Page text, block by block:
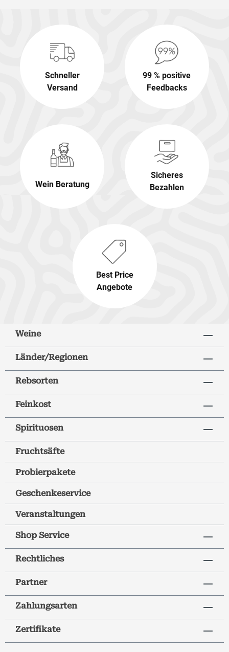
Schneller
Versand
99 % positive
Feedbacks
Wein Beratung
Sicheres
Bezahlen
Best Price
Angebote
Weine
Länder/Regionen
Rebsorten
Feinkost
Spirituosen
Fruchtsäfte
Probierpakete
Geschenkeservice
Veranstaltungen
Shop Service
Rechtliches
Partner
Zahlungsarten
Zertifikate